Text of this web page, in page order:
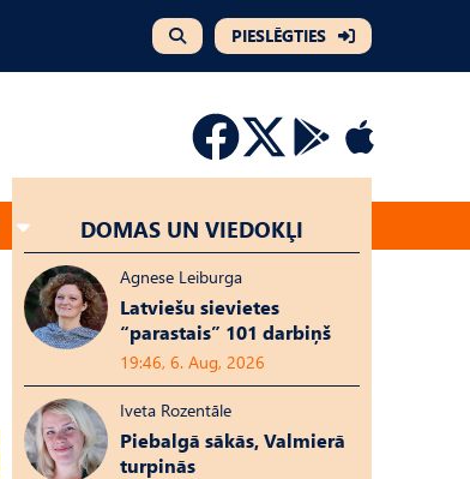
PIESLĒGTIES
DOMAS UN VIEDOKĻI
Agnese Leiburga
Latviešu sievietes
“parastais” 101 darbiņš
19:46, 6. Aug, 2026
Iveta Rozentāle
Piebalgā sākās, Valmierā
turpinās